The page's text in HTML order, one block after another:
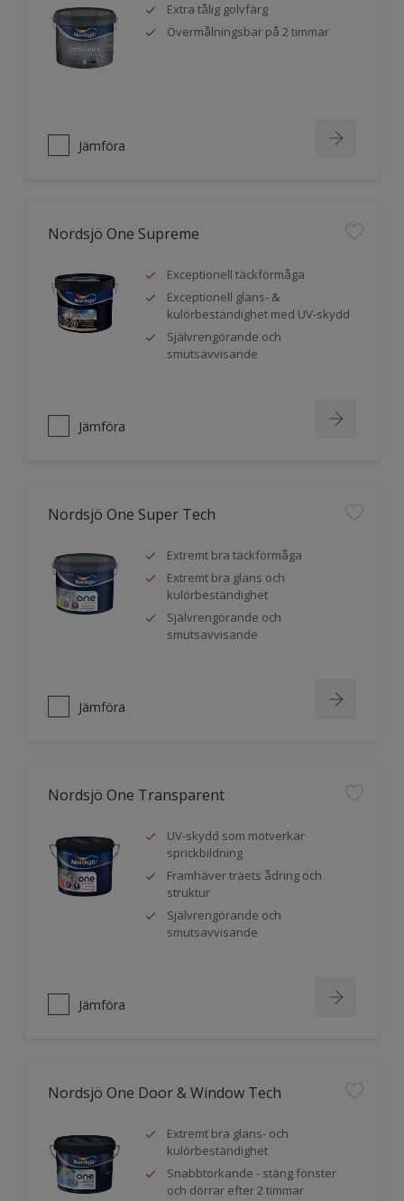
Extra tålig golvfärg
Övermålningsbar på 2 timmar
Jämföra
Nordsjö One Supreme
Exceptionell täckförmåga
Exceptionell glans- &
kulörbeständighet med UV-skydd
Självrengörande och
smutsavvisande
Jämföra
Nordsjö One Super Tech
Extremt bra täckförmåga
Extremt bra glans och
kulörbeständighet
Självrengörande och
smutsavvisande
Jämföra
Nordsjö One Transparent
UV-skydd som motverkar
sprickbildning
Framhäver träets ådring och
struktur
Självrengörande och
smutsavvisande
Jämföra
Nordsjö One Door & Window Tech
Extremt bra glans- och
kulörbeständighet
Snabbtorkande - stäng fönster
och dörrar efter 2 timmar